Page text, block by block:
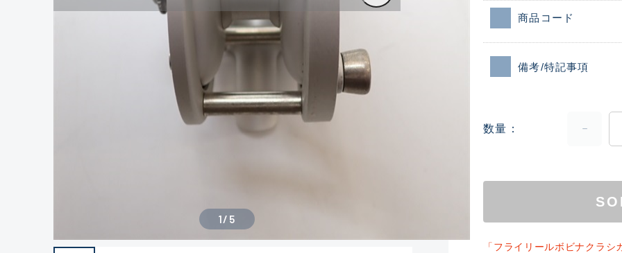
1/ 5
商品コード
備考/特記事項
数量
「フライリールボビナクラシ